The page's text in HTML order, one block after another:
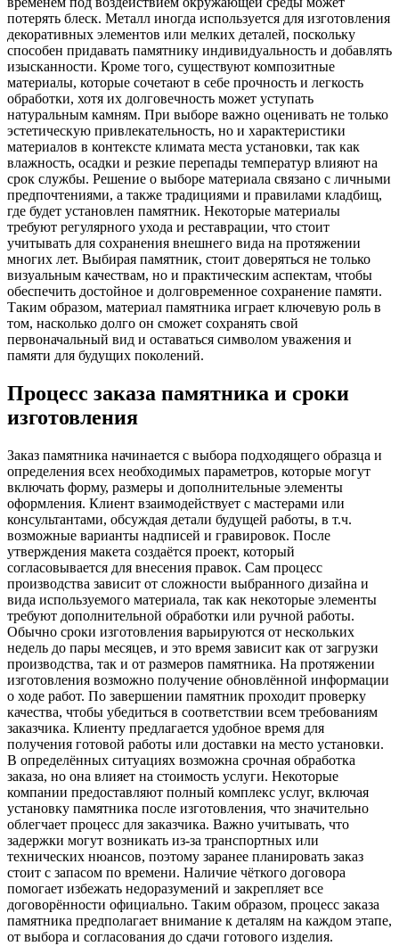
потерять блеск. Металл иногда используется для изготовления
декоративных элементов или мелких деталей, поскольку
способен придавать памятнику индивидуальность и добавлять
изысканности. Кроме того, существуют композитные
материалы, которые сочетают в себе прочность и легкость
обработки, хотя их долговечность может уступать
натуральным камням. При выборе важно оценивать не только
эстетическую привлекательность, но и характеристики
материалов в контексте климата места установки, так как
влажность, осадки и резкие перепады температур влияют на
срок службы. Решение о выборе материала связано с личными
предпочтениями, а также традициями и правилами кладбищ,
где будет установлен памятник. Некоторые материалы
требуют регулярного ухода и реставрации, что стоит
учитывать для сохранения внешнего вида на протяжении
многих лет. Выбирая памятник, стоит доверяться не только
визуальным качествам, но и практическим аспектам, чтобы
обеспечить достойное и долговременное сохранение памяти.
Таким образом, материал памятника играет ключевую роль в
том, насколько долго он сможет сохранять свой
первоначальный вид и оставаться символом уважения и
памяти для будущих поколений.
Процесс заказа памятника и сроки
изготовления
Заказ памятника начинается с выбора подходящего образца и
определения всех необходимых параметров, которые могут
включать форму, размеры и дополнительные элементы
оформления. Клиент взаимодействует с мастерами или
консультантами, обсуждая детали будущей работы, в т.ч.
возможные варианты надписей и гравировок. После
утверждения макета создаётся проект, который
согласовывается для внесения правок. Сам процесс
производства зависит от сложности выбранного дизайна и
вида используемого материала, так как некоторые элементы
требуют дополнительной обработки или ручной работы.
Обычно сроки изготовления варьируются от нескольких
недель до пары месяцев, и это время зависит как от загрузки
производства, так и от размеров памятника. На протяжении
изготовления возможно получение обновлённой информации
о ходе работ. По завершении памятник проходит проверку
качества, чтобы убедиться в соответствии всем требованиям
заказчика. Клиенту предлагается удобное время для
получения готовой работы или доставки на место установки.
В определённых ситуациях возможна срочная обработка
заказа, но она влияет на стоимость услуги. Некоторые
компании предоставляют полный комплекс услуг, включая
установку памятника после изготовления, что значительно
облегчает процесс для заказчика. Важно учитывать, что
задержки могут возникать из-за транспортных или
технических нюансов, поэтому заранее планировать заказ
стоит с запасом по времени. Наличие чёткого договора
помогает избежать недоразумений и закрепляет все
договорённости официально. Таким образом, процесс заказа
памятника предполагает внимание к деталям на каждом этапе,
от выбора и согласования до сдачи готового изделия.